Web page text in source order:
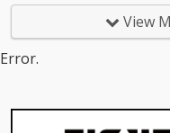
View
Error.